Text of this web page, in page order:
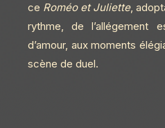
ce Roméo et Juliette,
rythme, de l’allégement
d’amour, aux moments
scène de duel.